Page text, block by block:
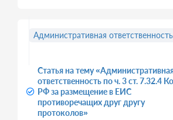
Статья на тему
ответственность по ч. 3 ст. 7.32.4
РФ за размещение в ЕИС
противоречащих друг другу
протоколов»
Административная